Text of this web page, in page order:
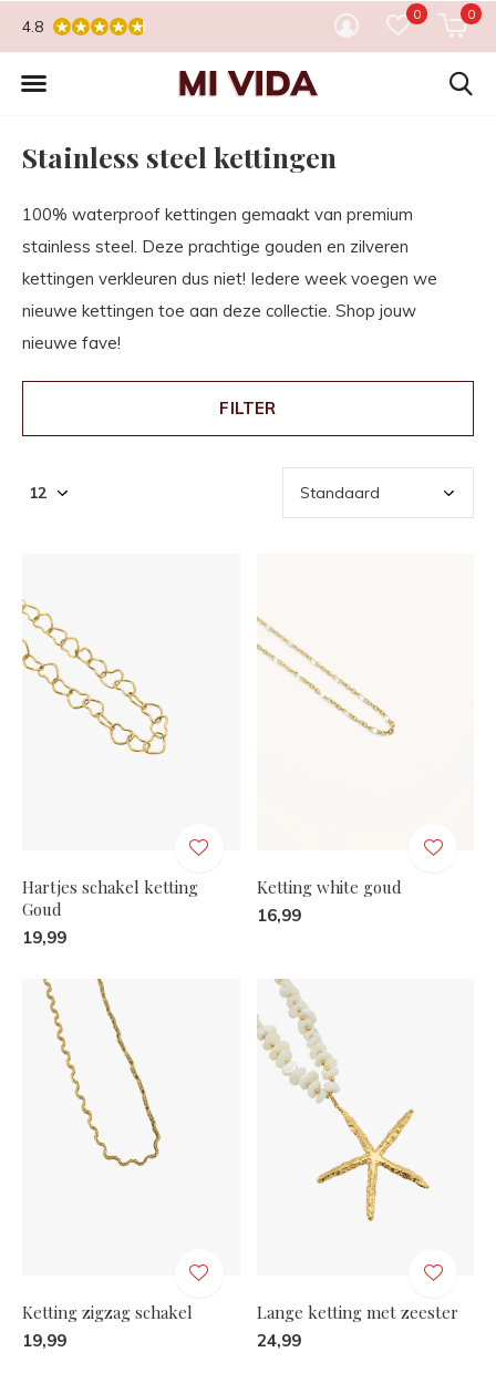
0 0
4.8
Stainless steel kettingen
100% waterproof kettingen gemaakt van premium
stainless steel. Deze prachtige gouden en zilveren
kettingen verkleuren dus niet! Iedere week voegen we
nieuwe kettingen toe aan deze collectie. Shop jouw
nieuwe fave!
FILTER
Hartjes schakel ketting
Goud
19,99
Ketting white goud
16,99
Ketting zigzag schakel
19,99
Lange ketting met zeester
24,99